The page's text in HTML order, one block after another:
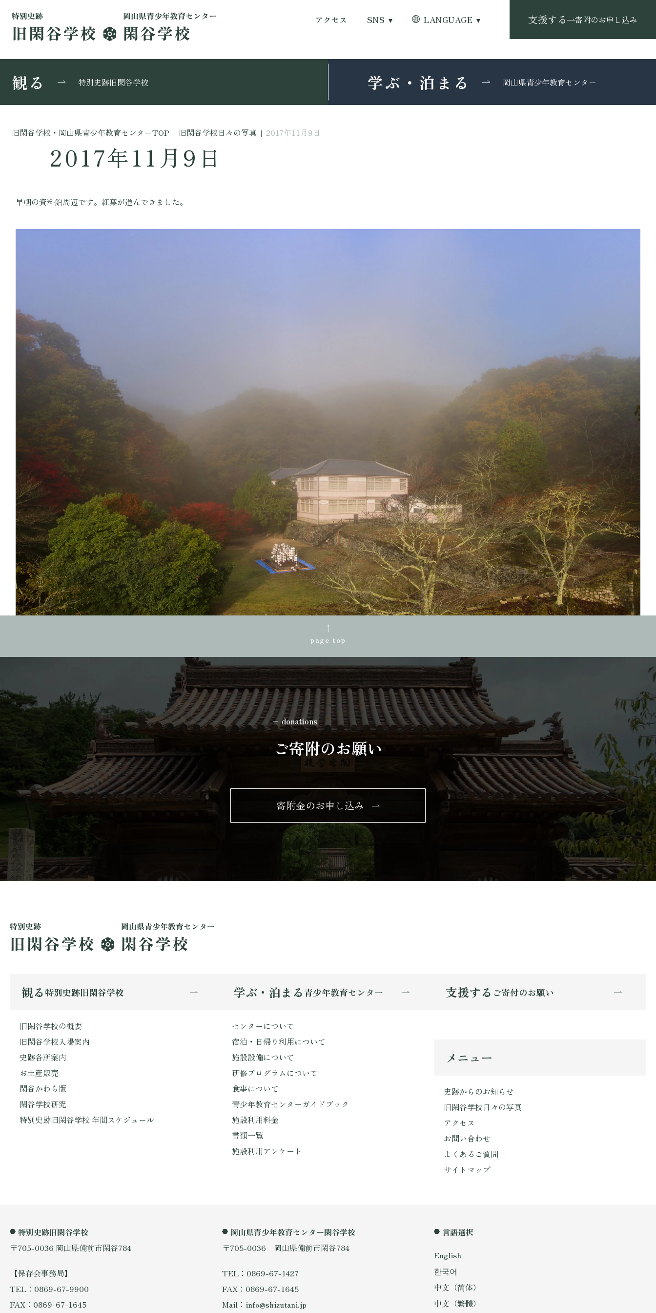
アクセス SNS LANGUAGE 支援する 寄附のお申し込み
観る 特別史跡旧閑谷学校 学ぶ・泊まる 岡山県青少年教育センター
旧閑谷学校・岡山県青少年教育センターTOP | 旧閑谷学校日々の写真 | 2017年11月9日
2017年11月9日
早朝の資料館周辺です。紅葉が進んできました。
page top
donations
ご寄附のお願い
寄附金のお申し込み
観る特別史跡旧閑谷学校
旧閑谷学校の概要
旧閑谷学校入場案内
史跡各所案内
お土産販売
閑谷かわら版
閑谷学校研究
特別史跡旧閑谷学校 年間スケジュール
学ぶ・泊まる青少年教育センター
センターについて
宿泊・日帰り利用について
施設設備について
研修プログラムについて
食事について
青少年教育センターガイドブック
施設利用料金
書類一覧
施設利用アンケート
支援する ご寄付のお願い
メニュー
史跡からのお知らせ
旧閑谷学校日々の写真
アクセス
お問い合わせ
よくあるご質問
サイトマップ
特別史跡旧閑谷学校
〒705-0036 岡山県備前市閑谷784
【保存会事務局】
TEL：0869-67-9900
FAX：0869-67-1645
岡山県青少年教育センター閑谷学校
〒705-0036 岡山県備前市閑谷784
TEL：0869-67-1427
FAX：0869-67-1645
Mail：info@shizutani.jp
言語選択
English
한국어
中文（简体）
中文（繁體）